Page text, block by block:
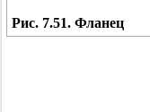
Рис. 7.51. Фланец